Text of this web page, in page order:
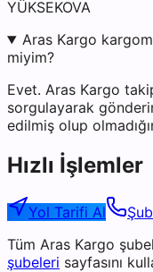
YÜKSEKOVA
Aras Kargo
miyim?
Evet. Aras Kargo
sorgulayarak
edilmiş olup
Hızlı İşlemler
Yol Tarifi Al
Tüm Aras Kargo
şubeleri sayfasını